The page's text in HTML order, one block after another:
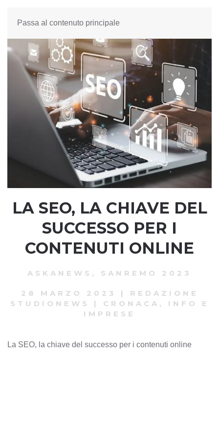
Passa al contenuto principale
LA SEO, LA CHIAVE DEL
SUCCESSO PER I
CONTENUTI ONLINE
ASKANEWS , SANREMO 2023
28 MARZO 2023 | REDAZIONE
STUDIONEWS
| CRONACA, INFO E
IMPRESE
La SEO, la chiave del successo per i contenuti online